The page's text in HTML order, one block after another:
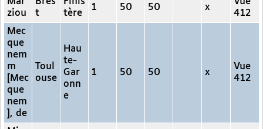
ziou
t
tère
1 50 50 x
412
Mec
que
nem
m
[Mec
que
nem
], de
Toul
ouse
Hau
te-
Gar
onn
e
1 50 50 x
Vue
412